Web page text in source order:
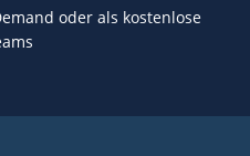
oder als kostenlose